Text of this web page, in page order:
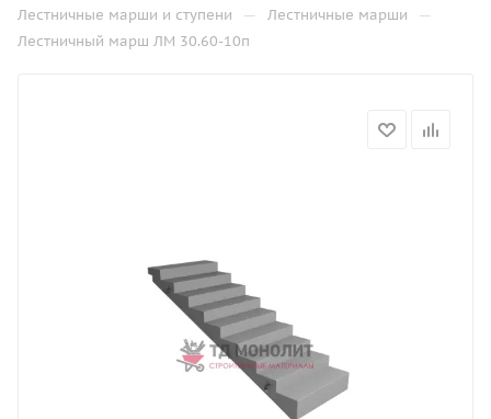
Лестничные марши и ступени — Лестничные марши —
Лестничный марш ЛМ 30.60-10п